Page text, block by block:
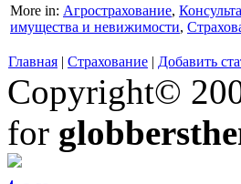
More in: Агрострахование,
имущества и невижимости,
Главная | Страхование | Добавить
Copyright©
for